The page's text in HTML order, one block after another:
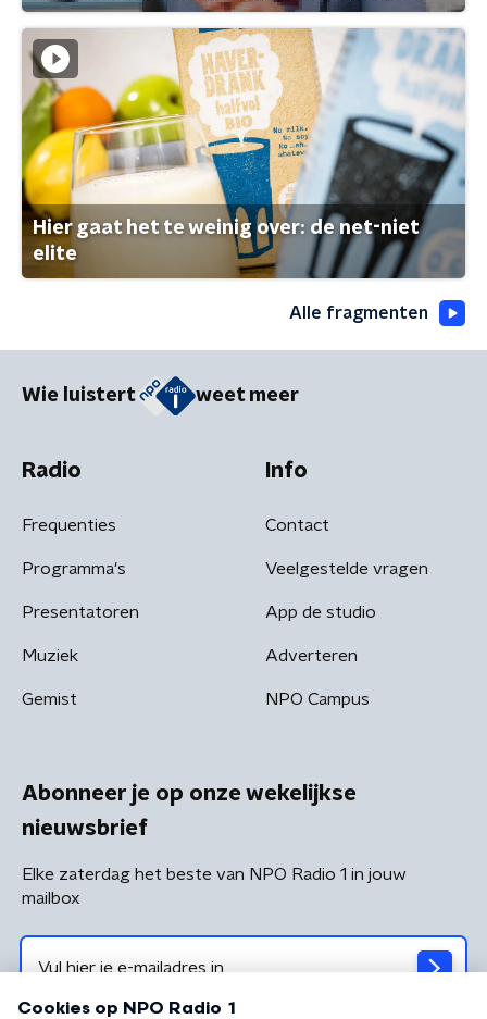
Hier gaat het te weinig over: de net-niet
elite
Alle fragmenten
Wie luistert weet meer
Radio
Frequenties
Programma's
Presentatoren
Muziek
Gemist
Info
Contact
Veelgestelde vragen
App de studio
Adverteren
NPO Campus
Abonneer je op onze wekelijkse
nieuwsbrief
Elke zaterdag het beste van NPO Radio 1 in jouw
mailbox